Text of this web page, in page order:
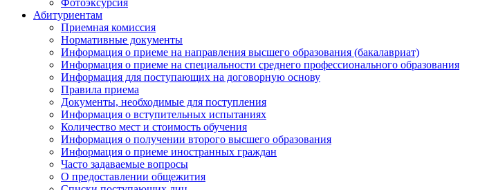
Фотоэксурсия
Абитуриентам
Приемная комиссия
Нормативные документы
Информация о приеме на направления высшего образования (бакалавриат)
Информация о приеме на специальности среднего профессионального образования
Информация для поступающих на договорную основу
Правила приема
Документы, необходимые для поступления
Информация о вступительных испытаниях
Количество мест и стоимость обучения
Информация о получении второго высшего образования
Информация о приеме иностранных граждан
Часто задаваемые вопросы
О предоставлении общежития